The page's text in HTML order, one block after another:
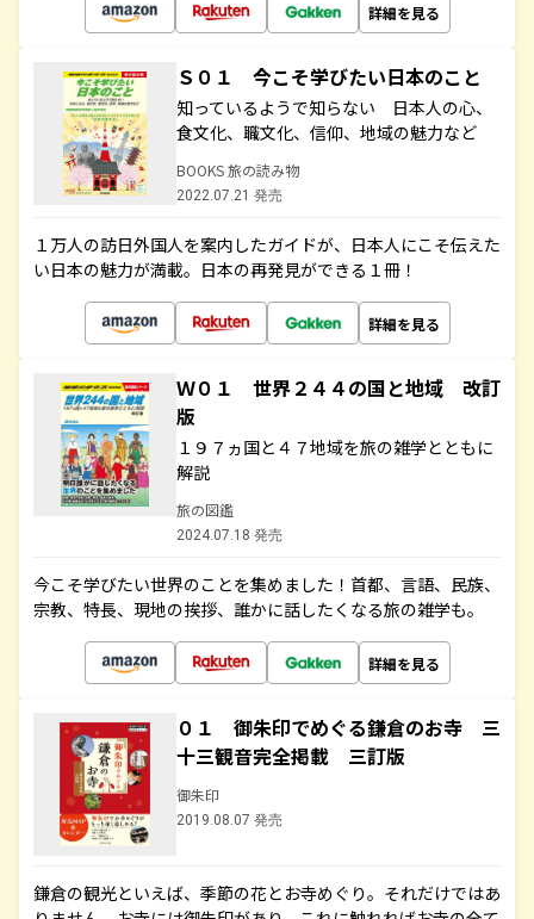
詳細を見る
Ｓ０１ 今こそ学びたい日本のこと
知っているようで知らない 日本人の心、
食文化、職文化、信仰、地域の魅力など
BOOKS 旅の読み物
2022.07.21 発売
１万人の訪日外国人を案内したガイドが、日本人にこそ伝えた
い日本の魅力が満載。日本の再発見ができる１冊！
詳細を見る
Ｗ０１ 世界２４４の国と地域 改訂
版
１９７ヵ国と４７地域を旅の雑学とともに
解説
旅の図鑑
2024.07.18 発売
今こそ学びたい世界のことを集めました！首都、言語、民族、
宗教、特長、現地の挨拶、誰かに話したくなる旅の雑学も。
詳細を見る
０１ 御朱印でめぐる鎌倉のお寺 三
十三観音完全掲載 三訂版
御朱印
2019.08.07 発売
鎌倉の観光といえば、季節の花とお寺めぐり。それだけではあ